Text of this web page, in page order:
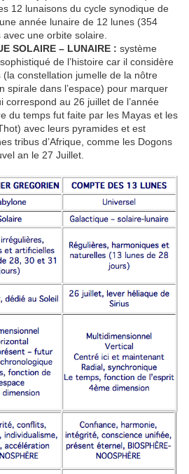
12 lunaisons du cycle synodique de
année lunaire de 12 lunes (354
une orbite solaire.
SOLAIRE – LUNAIRE : système
de l’histoire car il considère
constellation jumelle de la nôtre
spirale dans l’espace) pour marquer
correspond au 26 juillet de l’année
du temps fut faite par les Mayas et les
avec leurs pyramides et est
tribus d’Afrique, comme les Dogons
an le 27 Juillet.